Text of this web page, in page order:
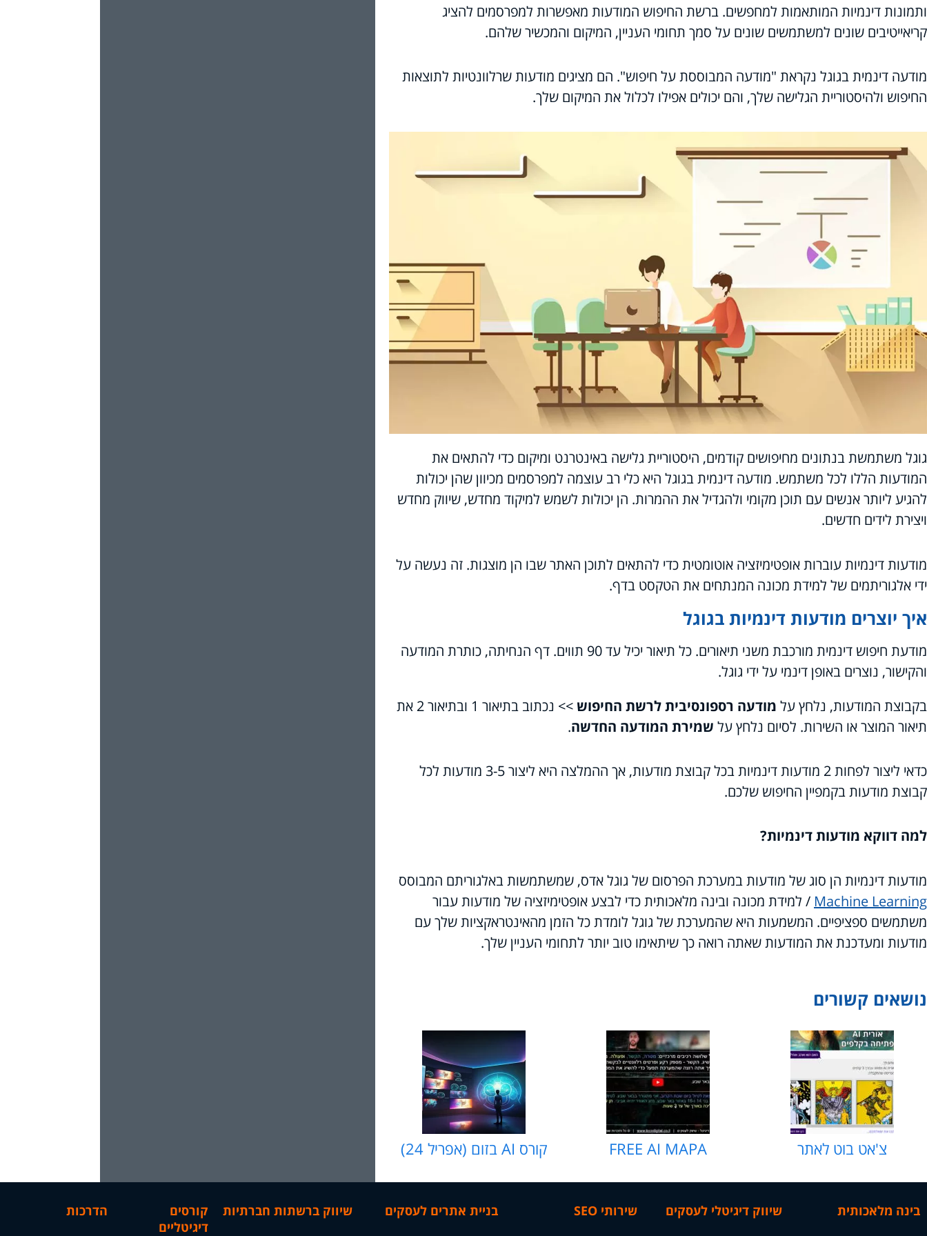
ותמונות דינמיות המותאמות למחפשים. ברשת החיפוש המודעות מאפשרות למפרסמים להציג
קריאייטיבים שונים למשתמשים שונים על סמך תחומי העניין, המיקום והמכשיר שלהם.
מודעה דינמית בגוגל נקראת "מודעה המבוססת על חיפוש". הם מציגים מודעות שרלוונטיות לתוצאות
החיפוש ולהיסטוריית הגלישה שלך, והם יכולים אפילו לכלול את המיקום שלך.
גוגל משתמשת בנתונים מחיפושים קודמים, היסטוריית גלישה באינטרנט ומיקום כדי להתאים את
המודעות הללו לכל משתמש. מודעה דינמית בגוגל היא כלי רב עוצמה למפרסמים מכיוון שהן יכולות
להגיע ליותר אנשים עם תוכן מקומי ולהגדיל את ההמרות. הן יכולות לשמש למיקוד מחדש, שיווק מחדש
ויצירת לידים חדשים.
מודעות דינמיות עוברות אופטימיזציה אוטומטית כדי להתאים לתוכן האתר שבו הן מוצגות. זה נעשה על
ידי אלגוריתמים של למידת מכונה המנתחים את הטקסט בדף.
איך יוצרים מודעות דינמיות בגוגל
מודעת חיפוש דינמית מורכבת משני תיאורים. כל תיאור יכיל עד 90 תווים. דף הנחיתה, כותרת המודעה
והקישור, נוצרים באופן דינמי על ידי גוגל.
בקבוצת המודעות, נלחץ על מודעה רספונסיבית לרשת החיפוש
>> נכתוב בתיאור 1 ובתיאור 2 את
תיאור המוצר או השירות. לסיום נלחץ על שמירת המודעה החדשה.
כדאי ליצור לפחות 2 מודעות דינמיות בכל קבוצת מודעות, אך ההמלצה היא ליצור 3-5 מודעות לכל
קבוצת מודעות בקמפיין החיפוש שלכם.
למה דווקא מודעות דינמיות?
מודעות דינמיות הן סוג של מודעות במערכת הפרסום של גוגל אדס, שמשתמשות באלגוריתם המבוסס
Machine Learning / למידת מכונה ובינה מלאכותית כדי לבצע אופטימיזציה של מודעות עבור
משתמשים ספציפיים. המשמעות היא שהמערכת של גוגל לומדת כל הזמן מהאינטראקציות שלך עם
מודעות ומעדכנת את המודעות שאתה רואה כך שיתאימו טוב יותר לתחומי העניין שלך.
נושאים קשורים
צ'אט בוט לאתר FREE AI MAPA קורס AI בזום (אפריל 24)
בינה מלאכותית שיווק דיגיטלי לעסקים שירותי SEO בניית אתרים לעסקים שיווק ברשתות חברתיות
קורסים
דיגיטליים
הדרכות